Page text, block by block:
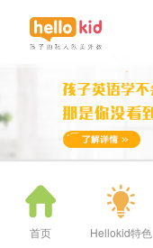
首页 Hellokid特色